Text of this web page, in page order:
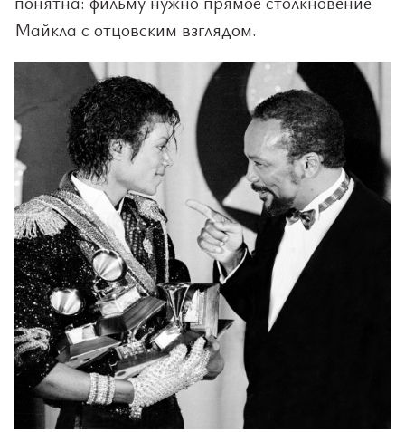
Майкла с отцовским взглядом.